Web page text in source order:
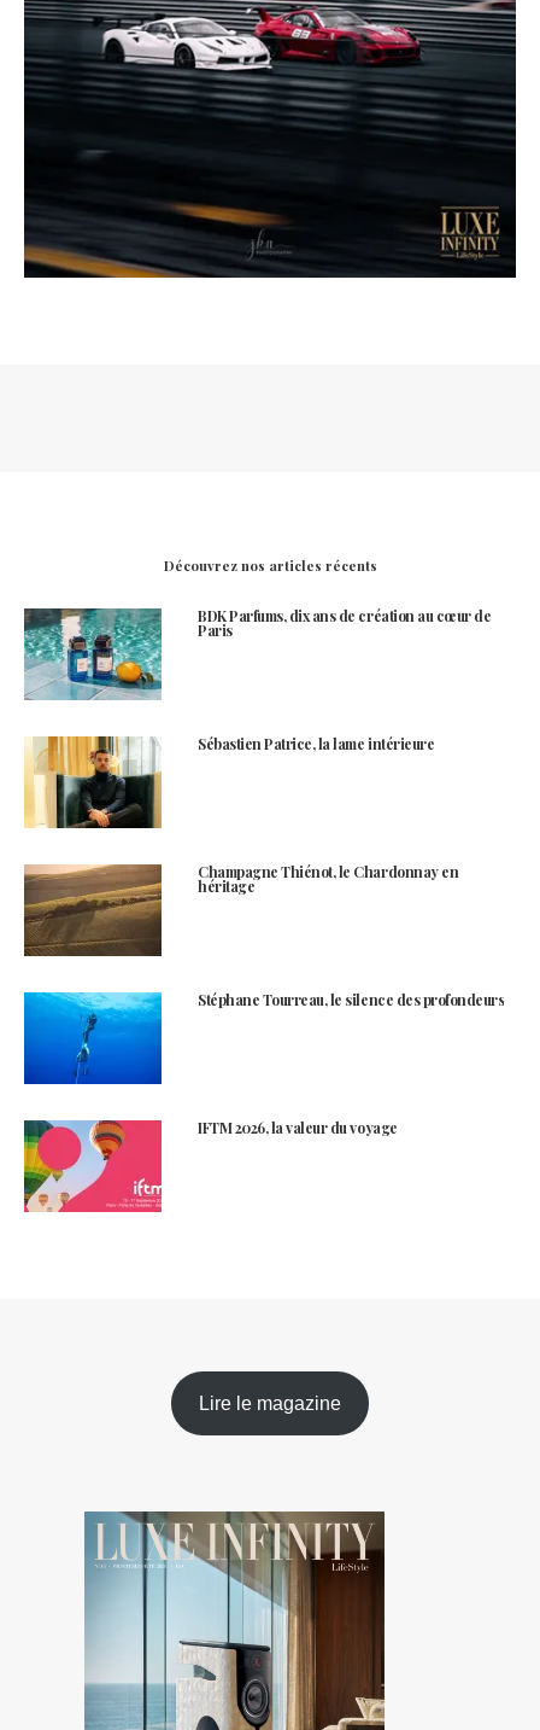
Découvrez nos articles récents
BDK Parfums, dix ans de création au cœur de
Paris
Sébastien Patrice, la lame intérieure
Champagne Thiénot, le Chardonnay en
héritage
Stéphane Tourreau, le silence des profondeurs
IFTM 2026, la valeur du voyage
Lire le magazine